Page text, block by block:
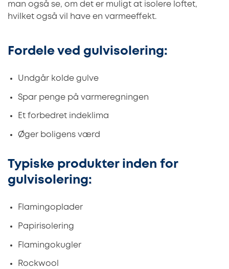
man også se, om det er muligt at isolere loftet,
hvilket også vil have en varmeeffekt.
Fordele ved gulvisolering:
Undgår kolde gulve
Spar penge på varmeregningen
Et forbedret indeklima
Øger boligens værd
Typiske produkter inden for
gulvisolering:
Flamingoplader
Papirisolering
Flamingokugler
Rockwool